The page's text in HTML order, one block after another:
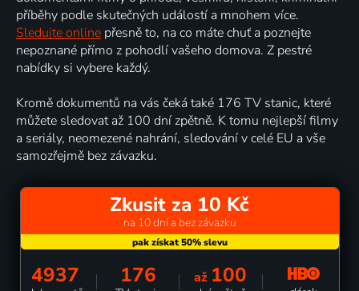
příběhy podle skutečných událostí a mnohem více.
Sledujte online přesně to, na co máte chuť a poznejte
nepoznané přímo z pohodlí vašeho domova. Z pestré
nabídky si vybere každý.
Kromě dokumentů na vás čeká také 176 TV stanic, které
můžete sledovat až 100 dní zpětně. K tomu nejlepší filmy
a seriály, neomezené nahrání, sledování v celé EU a vše
samozřejmě bez závazku.
Zkusit za 10 Kč
na 10 dní a bez závazku
4937 176 až 100